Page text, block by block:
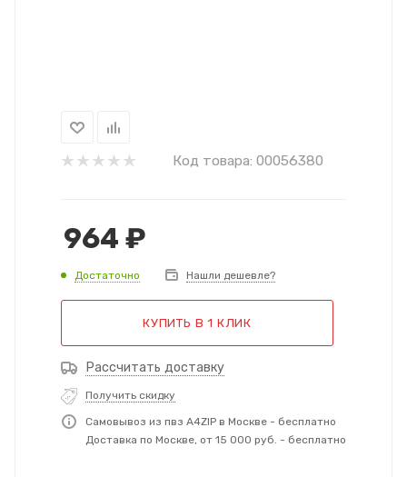
Код товара: 00056380
964 ₽
Достаточно Нашли дешевле?
КУПИТЬ В 1 КЛИК
Рассчитать доставку
Получить скидку
Самовывоз из пвз A4ZIP в Москве - бесплатно
Доставка по Москве, от 15 000 руб. - бесплатно